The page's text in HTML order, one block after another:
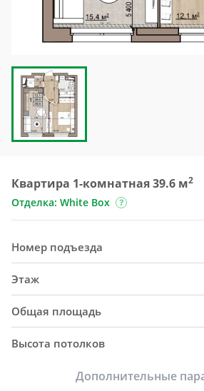
Квартира 1-комнатная 39.6 м2
Отделка: White Box
Номер подъезда
Этаж
Общая площадь
Высота потолков
Дополнительные